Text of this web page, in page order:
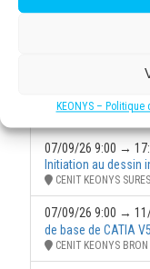
KEONYS –
Présentiel
Prochaines
07/09/26 9:00 →
Initiation au dessin
CENIT KEONYS
07/09/26 9:00 →
de base de CATIA
CENIT KEONYS